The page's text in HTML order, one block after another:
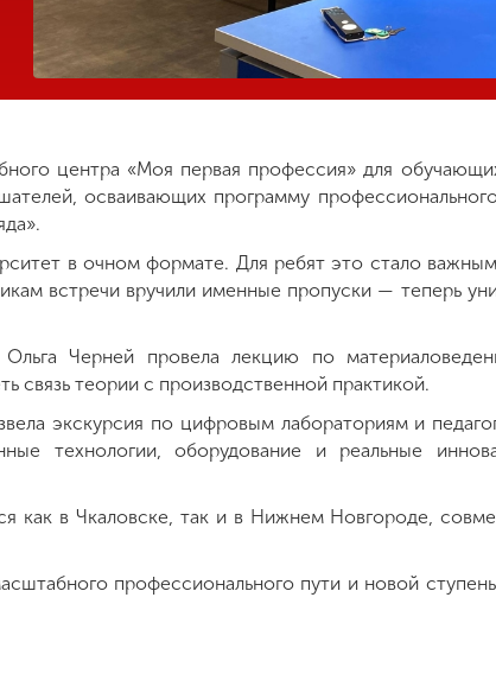
центра «Моя первая профессия» для
осваивающих программу
в очном формате. Для ребят это стало
встречи вручили именные пропуски — теперь
Ольга Черней провела лекцию по
связь теории с производственной практикой.
экскурсия по цифровым лабораториям и
технологии, оборудование и реальные
как в Чкаловске, так и в Нижнем Новгороде,
профессионального пути и новой